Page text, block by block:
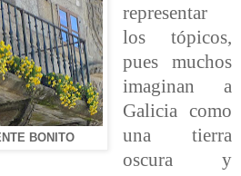
BONITO
representar
los tópicos,
pues muchos
imaginan a
Galicia como
una tierra
oscura y